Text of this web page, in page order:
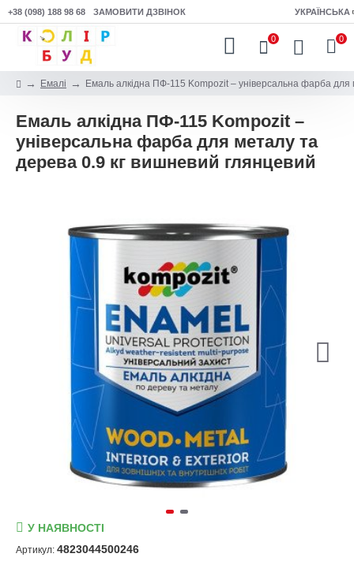
+38 (098) 188 98 68 ЗАМОВИТИ ДЗВІНОК УКРАЇНСЬКА
0 0
Емалі Емаль алкідна ПФ-115 Kompozit – універсальна фарба
Емаль алкідна ПФ-115 Kompozit –
універсальна фарба для металу та
дерева 0.9 кг вишневий глянцевий
У НАЯВНОСТІ
Артикул: 4823044500246